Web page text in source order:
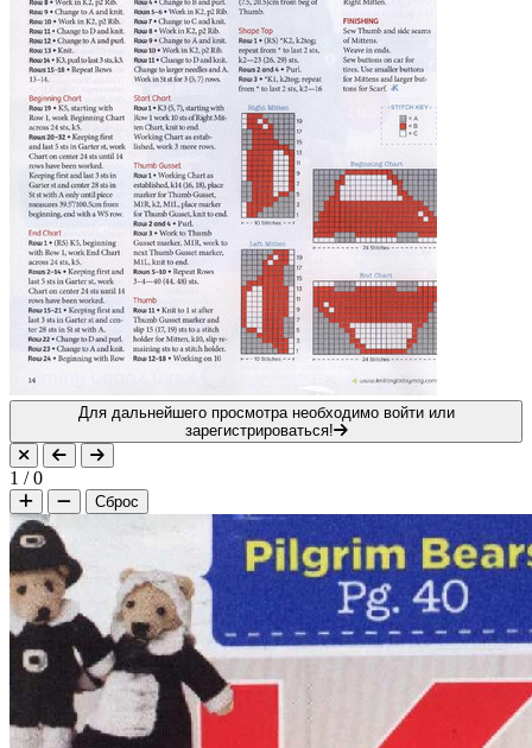
Для дальнейшего просмотра необходимо войти или
зарегистрироваться!
1 /0
Сброс